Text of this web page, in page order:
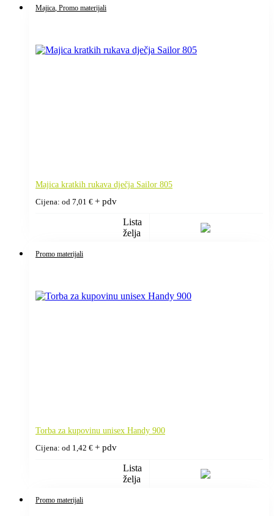
Majica , Promo materijali
Majica kratkih rukava dječja Sailor 805
Cijena: od 7,01 € + pdv
Lista
želja
Promo materijali
Torba za kupovinu unisex Handy 900
Cijena: od 1,42 € + pdv
Lista
želja
Promo materijali